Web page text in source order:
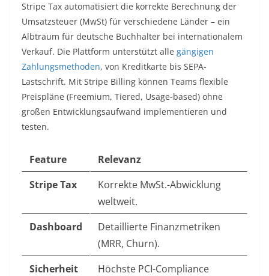
Stripe Tax automatisiert die korrekte Berechnung der
Umsatzsteuer (MwSt) für verschiedene Länder – ein
Albtraum für deutsche Buchhalter bei internationalem
Verkauf. Die Plattform unterstützt alle gängigen
Zahlungsmethoden, von Kreditkarte bis SEPA-
Lastschrift. Mit Stripe Billing können Teams flexible
Preispläne (Freemium, Tiered, Usage-based) ohne
großen Entwicklungsaufwand implementieren und
testen.
Feature
Relevanz
Stripe Tax
Korrekte MwSt.-Abwicklung
weltweit.
Dashboard
Detaillierte Finanzmetriken
(MRR, Churn).
Sicherheit
Höchste PCI-Compliance